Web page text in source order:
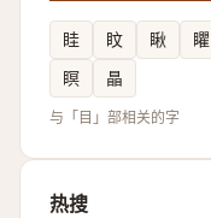
眭 盿 瞅 䂂
瞑
瞐
与「目」部相关的字
热搜